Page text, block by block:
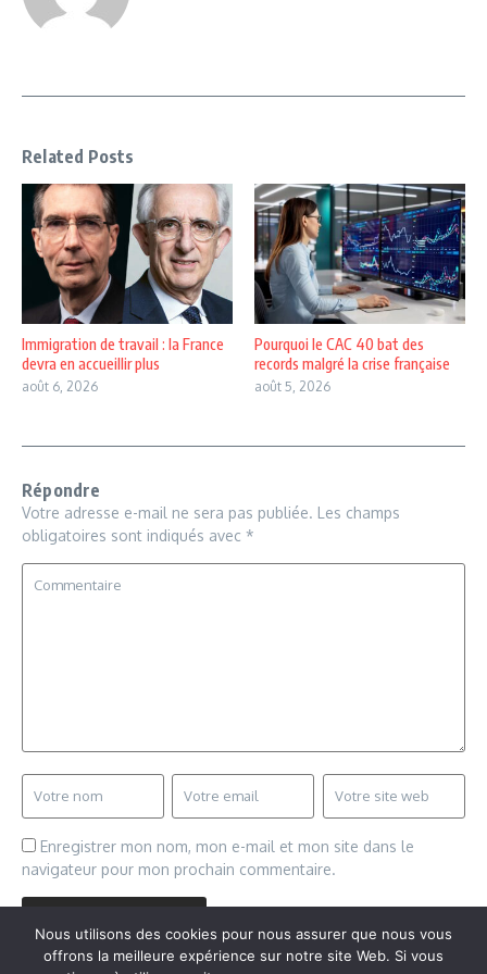
Related Posts
Immigration de travail : la France
devra en accueillir plus
août 6, 2026
Pourquoi le CAC 40 bat des
records malgré la crise française
août 5, 2026
Répondre
Votre adresse e-mail ne sera pas publiée. Les champs
obligatoires sont indiqués avec *
Enregistrer mon nom, mon e-mail et mon site dans le
navigateur pour mon prochain commentaire.
Nous utilisons des cookies pour nous assurer que nous vous
offrons la meilleure expérience sur notre site Web. Si vous